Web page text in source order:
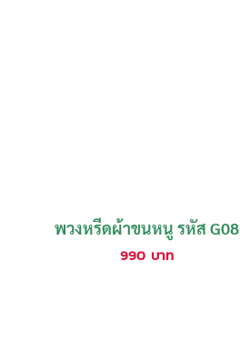
พวงหรีดผ้าขนหนู รหัส G08
990 บาท